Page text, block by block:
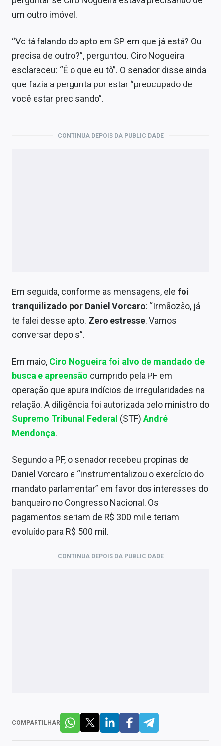
um outro imóvel.
“Vc tá falando do apto em SP em que já está? Ou
precisa de outro?”, perguntou. Ciro Nogueira
esclareceu: “É o que eu tô”. O senador disse ainda
que fazia a pergunta por estar “preocupado de
você estar precisando”.
CONTINUA DEPOIS DA PUBLICIDADE
Em seguida, conforme as mensagens, ele foi
tranquilizado por Daniel Vorcaro: “Irmãozão, já
te falei desse apto. Zero estresse. Vamos
conversar depois”.
Em maio, Ciro Nogueira foi alvo de mandado de
busca e apreensão cumprido pela PF em
operação que apura indícios de irregularidades na
relação. A diligência foi autorizada pelo ministro do
Supremo Tribunal Federal (STF) André
Mendonça.
Segundo a PF, o senador recebeu propinas de
Daniel Vorcaro e “instrumentalizou o exercício do
mandato parlamentar” em favor dos interesses do
banqueiro no Congresso Nacional. Os
pagamentos seriam de R$ 300 mil e teriam
evoluído para R$ 500 mil.
CONTINUA DEPOIS DA PUBLICIDADE
COMPARTILHAR